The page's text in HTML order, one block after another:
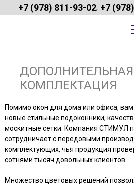
+7 (978) 811-93-02; +7
ДОПОЛНИТЕЛЬНАЯ
КОМПЛЕКТАЦИЯ
Помимо окон для дома или офиса, вам
новые стильные подоконники,
москитные сетки. Компания СТИМУЛ
сотрудничает с передовыми
комплектующих, чья продукция
сотнями тысяч довольных клиентов.
Множество цветовых решений